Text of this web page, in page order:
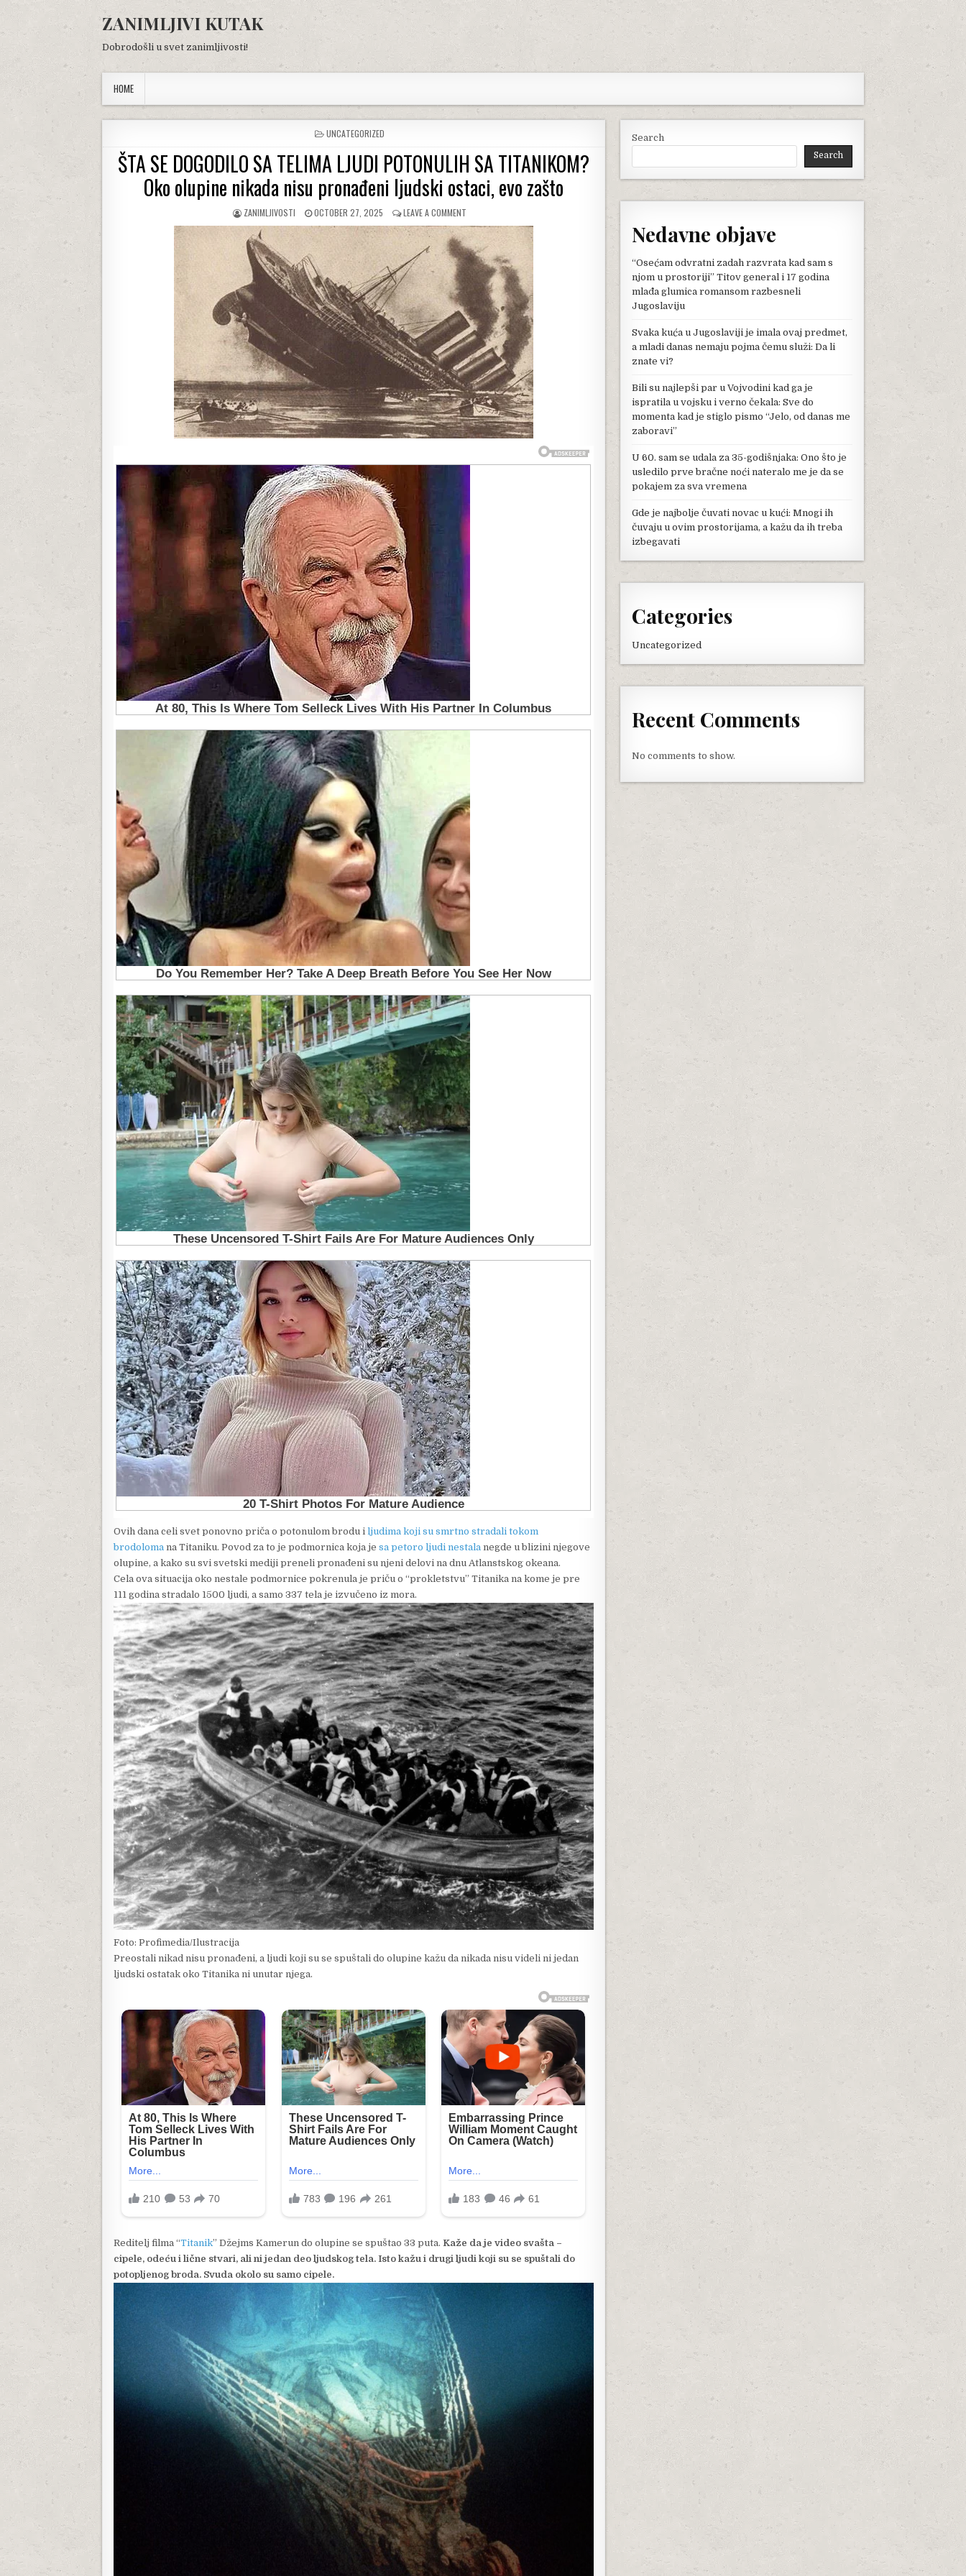
content
ZANIMLJIVI KUTAK
Dobrodošli u svet zanimljivosti!
HOME
POSTED
IN
UNCATEGORIZED
ŠTA SE DOGODILO SA TELIMA LJUDI POTONULIH SA TITANIKOM?
Oko olupine nikada nisu pronađeni ljudski ostaci, evo zašto
AUTHOR:
ZANIMLJIVOSTI
PUBLISHED
DATE:
OCTOBER 27, 2025 LEAVE A COMMENT
ŠTA
SE
DOGODILO
SA
TELIMA
LJUDI
POTONULIH
SA
TITANIKOM?
OKO
OLUPINE
NIKADA
NISU
PRONAĐENI
LJUDSKI
OSTACI,
EVO
ZAŠTO
Ovih dana celi svet ponovno priča o potonulom brodu i ljudima koji su smrtno stradali tokom
brodoloma na Titaniku. Povod za to je podmornica koja je sa petoro ljudi nestala negde u blizini njegove
olupine, a kako su svi svetski mediji preneli pronađeni su njeni delovi na dnu Atlanstskog okeana.
Cela ova situacija oko nestale podmornice pokrenula je priču o “prokletstvu” Titanika na kome je pre
111 godina stradalo 1500 ljudi, a samo 337 tela je izvučeno iz mora.
Foto: Profimedia/Ilustracija
Preostali nikad nisu pronađeni, a ljudi koji su se spuštali do olupine kažu da nikada nisu videli ni jedan
ljudski ostatak oko Titanika ni unutar njega.
Reditelj filma “Titanik” Džejms Kamerun do olupine se spuštao 33 puta. Kaže da je video svašta –
cipele, odeću i lične stvari, ali ni jedan deo ljudskog tela. Isto kažu i drugi ljudi koji su se spuštali do
potopljenog broda. Svuda okolo su samo cipele.
Search
Search
Nedavne objave
“Osećam odvratni zadah razvrata kad sam s
njom u prostoriji” Titov general i 17 godina
mlađa glumica romansom razbesneli
Jugoslaviju
Svaka kuća u Jugoslaviji je imala ovaj predmet,
a mladi danas nemaju pojma čemu služi: Da li
znate vi?
Bili su najlepši par u Vojvodini kad ga je
ispratila u vojsku i verno čekala: Sve do
momenta kad je stiglo pismo “Jelo, od danas me
zaboravi”
U 60. sam se udala za 35-godišnjaka: Ono što je
usledilo prve bračne noći nateralo me je da se
pokajem za sva vremena
Gde je najbolje čuvati novac u kući: Mnogi ih
čuvaju u ovim prostorijama, a kažu da ih treba
izbegavati
Categories
Uncategorized
Recent Comments
No comments to show.